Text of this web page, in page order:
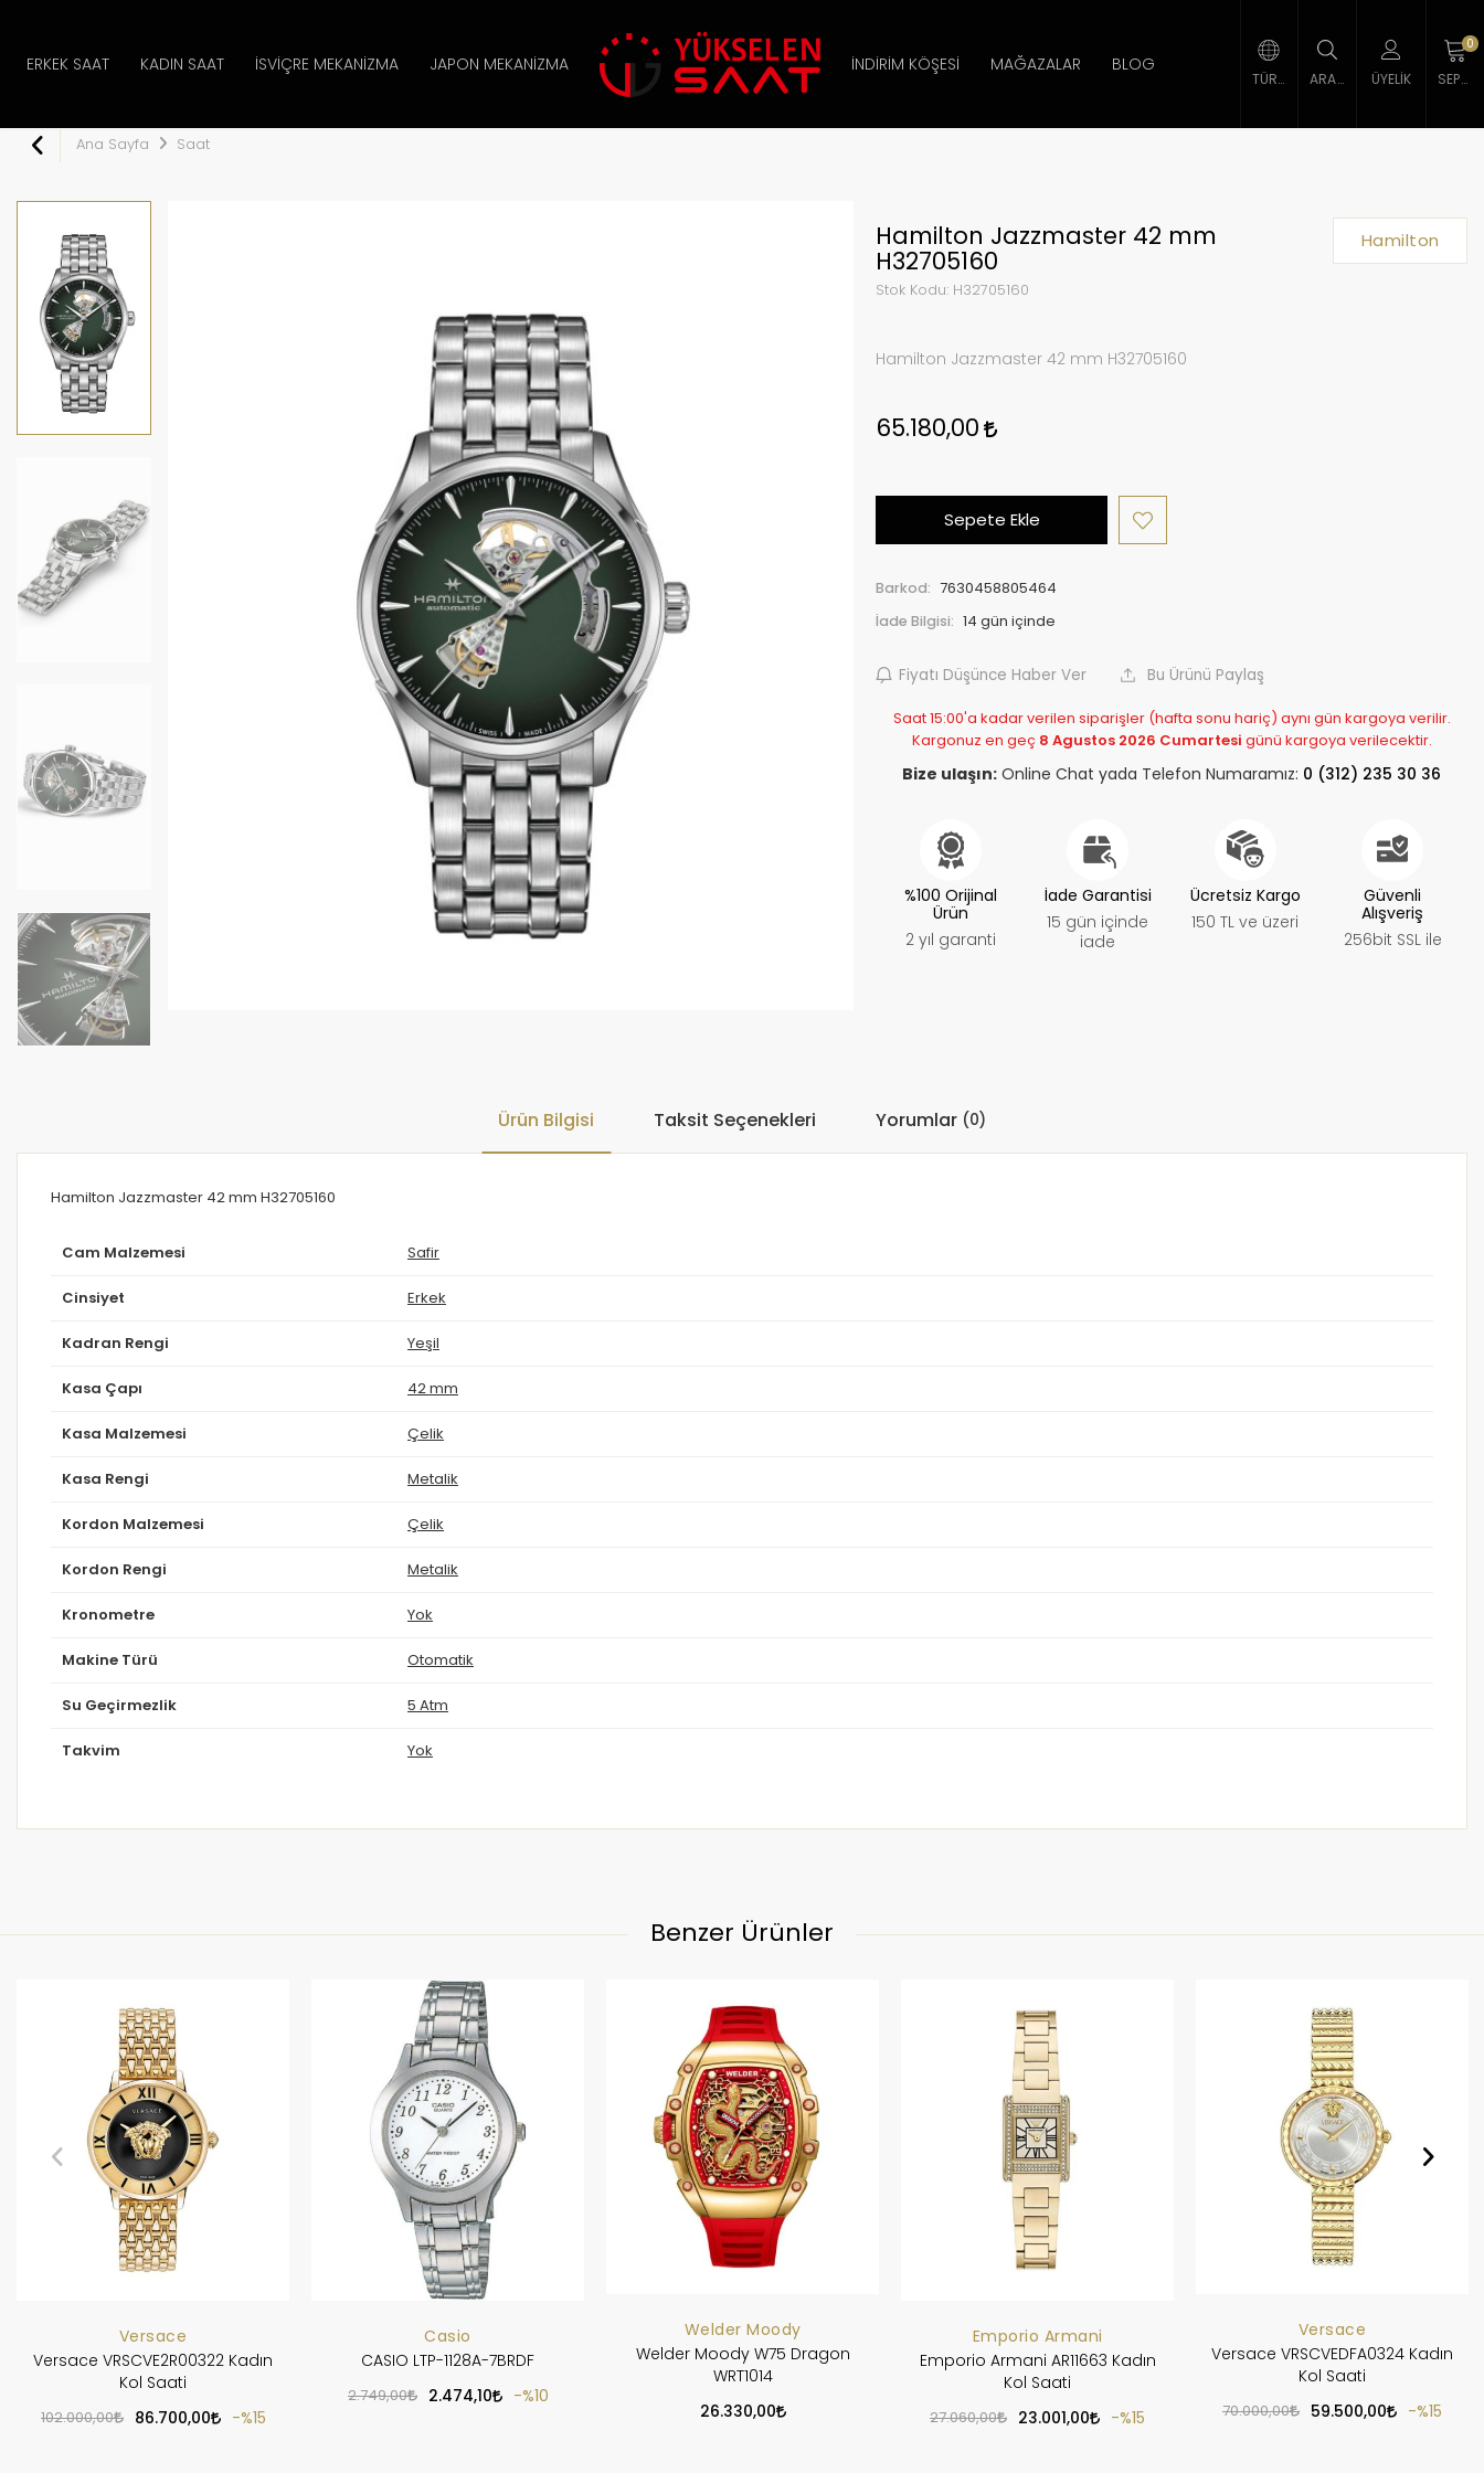
ERKEK SAAT KADIN SAAT İSVIÇRE MEKANIZMA JAPON MEKANIZMA İNDIRIM KÖŞESI MAĞAZALAR BLOG
ÜYELIK
0
Ana Sayfa Saat
Hamilton
Hamilton Jazzmaster 42 mm
H32705160
Stok Kodu: H32705160
Hamilton Jazzmaster 42 mm H32705160
65.180,00
Sepete Ekle
Barkod: 7630458805464
İade Bilgisi:
Fiyatı Düşünce Haber Ver Bu Ürünü Paylaş
Saat 15:00'a kadar verilen siparişler (hafta sonu hariç) aynı gün kargoya verilir.
Kargonuz en geç 8 Agustos 2026 Cumartesi günü kargoya verilecektir.
Bize ulaşın: Online Chat yada Telefon Numaramız: 0 (312) 235 30 36
%100 Orijinal
Ürün
2 yıl garanti
İade Garantisi
15 gün içinde
iade
Ücretsiz Kargo
150 TL ve üzeri
Güvenli
Alışveriş
256bit SSL ile
Ürün Bilgisi Taksit Seçenekleri Yorumlar (0)
Hamilton Jazzmaster 42 mm H32705160
Cam Malzemesi Safir
Cinsiyet Erkek
Kadran Rengi Yeşil
Kasa Çapı 42 mm
Kasa Malzemesi Çelik
Kasa Rengi Metalik
Kordon Malzemesi Çelik
Kordon Rengi Metalik
Kronometre Yok
Makine Türü Otomatik
Su Geçirmezlik 5 Atm
Takvim Yok
Benzer Ürünler
Versace
Versace VRSCVE2R00322 Kadın
Kol Saati
102.000,00 86.700,00 %15
Casio
CASIO LTP-1128A-7BRDF
2.749,00 2.474,10 %10
Welder Moody
Welder Moody W75 Dragon
WRT1014
26.330,00
Emporio Armani
Emporio Armani AR11663 Kadın
Kol Saati
27.060,00 23.001,00 %15
Versace
Versace VRSCVEDFA0324 Kadın
Kol Saati
70.000,00 59.500,00 %15